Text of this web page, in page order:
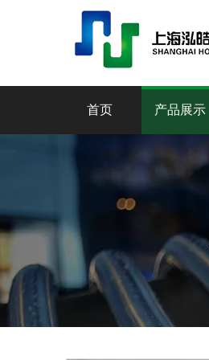
首页 产品展示